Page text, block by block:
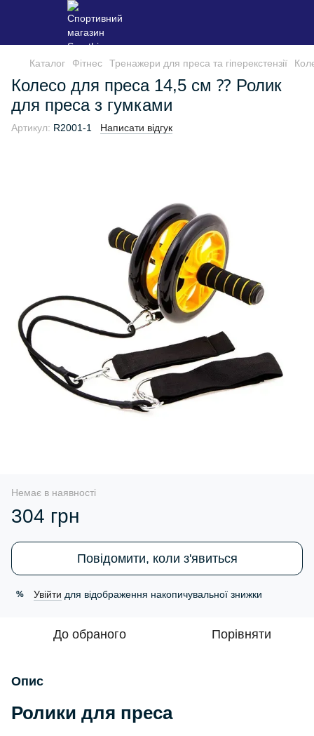
Каталог Фітнес Тренажери для преса та гіперекстензії
Колесо для преса 14,5 см ⁇ Ролик
для преса з гумками
Артикул: R2001-1 Написати відгук
Немає в наявності
304 грн
Повідомити, коли з'явиться
% Увійти для відображення накопичувальної знижки
До обраного Порівняти
Опис
Ролики для преса